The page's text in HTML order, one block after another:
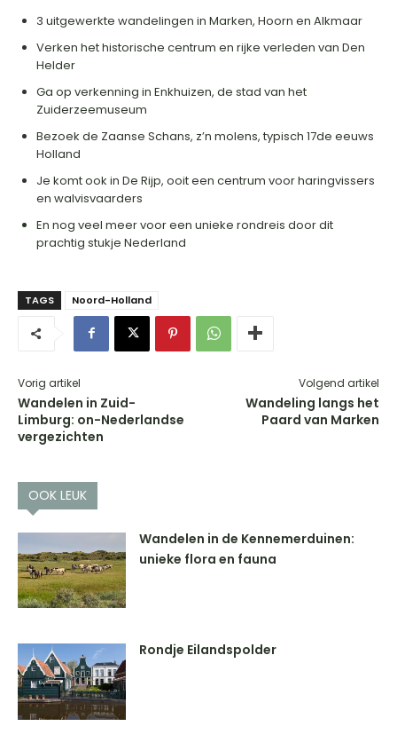
3 uitgewerkte wandelingen in Marken, Hoorn en Alkmaar
Verken het historische centrum en rijke verleden van Den
Helder
Ga op verkenning in Enkhuizen, de stad van het
Zuiderzeemuseum
Bezoek de Zaanse Schans, z’n molens, typisch 17de eeuws
Holland
Je komt ook in De Rijp, ooit een centrum voor haringvissers
en walvisvaarders
En nog veel meer voor een unieke rondreis door dit
prachtig stukje Nederland
TAGS Noord-Holland
Vorig artikel
Wandelen in Zuid-
Limburg: on-Nederlandse
vergezichten
Volgend artikel
Wandeling langs het
Paard van Marken
OOK LEUK
Wandelen in de Kennemerduinen:
unieke flora en fauna
Rondje Eilandspolder